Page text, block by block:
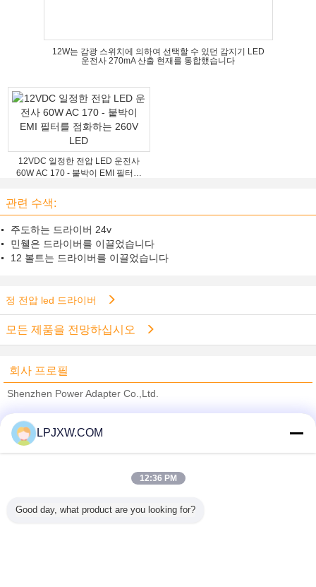
12W는 감광 스위치에 의하여 선택할 수 있던 감지기 LED
운전사 270mA 산출 현재를 통합했습니다
12VDC 일정한 전압 LED 운전사
60W AC 170 - 붙박이 EMI 필터를
관련 수색:
주도하는 드라이버 24v
민웰은 드라이버를 이끌었습니다
12 볼트는 드라이버를 이끌었습니다
정 전압 led 드라이버
모든 제품을 전망하십시오
회사 프로필
Shenzhen Power Adapter Co.,Ltd.
Trust Seal
Verified Suplier
모든 제품
LPJXW.COM
12:36 PM
Good day, what product are you looking for?